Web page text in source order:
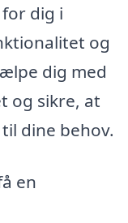
dig i
og
dig med
og sikre, at
dine behov.
en